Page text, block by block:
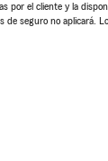
por el cliente y la
seguro no aplicará.